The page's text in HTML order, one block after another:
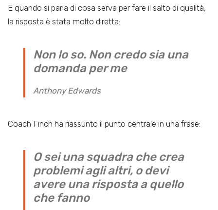
E quando si parla di cosa serva per fare il salto di qualità,
la risposta è stata molto diretta:
Non lo so. Non credo sia una
domanda per me
Anthony Edwards
Coach Finch ha riassunto il punto centrale in una frase:
O sei una squadra che crea
problemi agli altri, o devi
avere una risposta a quello
che fanno